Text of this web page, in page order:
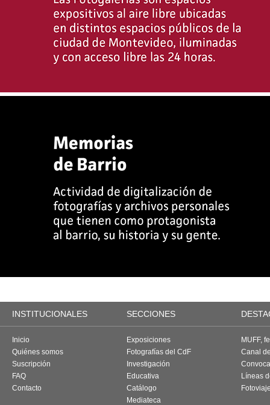
INSTITUCIONALES SECCIONES
Inicio
Quiénes somos
Suscripción
FAQ
Contacto
Exposiciones
Fotografías del CdF
Investigación
Educativa
Catálogo
Mediateca
MUFF,
Canal
Líneas